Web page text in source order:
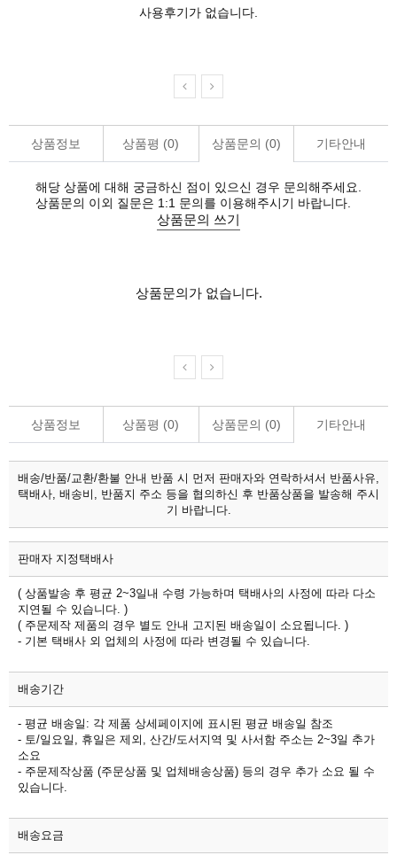
사용후기가 없습니다.
상품정보 상품평 (0) 상품문의 (0) 기타안내
해당 상품에 대해 궁금하신 점이 있으신 경우 문의해주세요.
상품문의 이외 질문은 1:1 문의를 이용해주시기 바랍니다.
상품문의 쓰기
상품문의가 없습니다.
상품정보 상품평 (0) 상품문의 (0) 기타안내
배송/반품/교환/환불 안내 반품 시 먼저 판매자와 연락하셔서 반품사유,
택배사, 배송비, 반품지 주소 등을 협의하신 후 반품상품을 발송해 주시
기 바랍니다.
판매자 지정택배사
( 상품발송 후 평균 2~3일내 수령 가능하며 택배사의 사정에 따라 다소
지연될 수 있습니다. )
( 주문제작 제품의 경우 별도 안내 고지된 배송일이 소요됩니다. )
- 기본 택배사 외 업체의 사정에 따라 변경될 수 있습니다.
배송기간
- 평균 배송일: 각 제품 상세페이지에 표시된 평균 배송일 참조
- 토/일요일, 휴일은 제외, 산간/도서지역 및 사서함 주소는 2~3일 추가
소요
- 주문제작상품 (주문상품 및 업체배송상품) 등의 경우 추가 소요 될 수
있습니다.
배송요금